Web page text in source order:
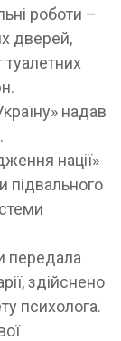
роботи –
дверей,
надав
нації»
підвального
передала
здійснено
психолога.